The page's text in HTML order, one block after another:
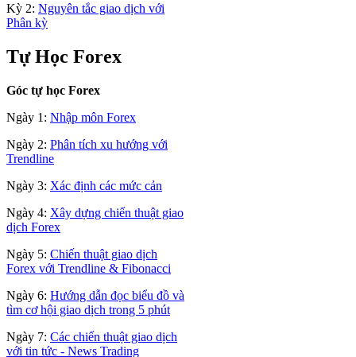
Kỳ 2: Nguyên tắc giao dịch với
Phân kỳ
Tự Học Forex
Góc tự học Forex
Ngày 1: Nhập môn Forex
Ngày 2: Phân tích xu hướng với
Trendline
Ngày 3: Xác định các mức cản
Ngày 4: Xây dựng chiến thuật giao
dịch Forex
Ngày 5: Chiến thuật giao dịch
Forex với Trendline & Fibonacci
Ngày 6: Hướng dẫn đọc biểu đồ và
tìm cơ hội giao dịch trong 5 phút
Ngày 7: Các chiến thuật giao dịch
với tin tức - News Trading